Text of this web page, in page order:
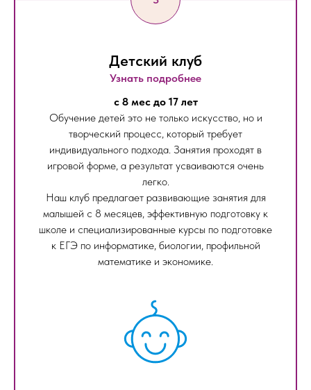
Детский клуб
Узнать подробнее
с 8 мес до 17 лет
Обучение детей это не только искусство, но и
творческий процесс, который требует
индивидуального подхода. Занятия проходят в
игровой форме, а результат усваиваются очень
легко.
Наш клуб предлагает развивающие занятия для
малышей с 8 месяцев, эффективную подготовку к
школе и специализированные курсы по подготовке
к ЕГЭ по информатике, биологии, профильной
математике и экономике.